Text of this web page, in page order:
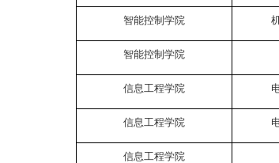
智能控制学院
智能控制学院
信息工程学院
信息工程学院
信息工程学院